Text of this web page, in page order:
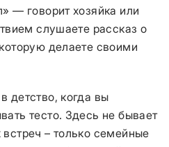
— говорит хозяйка или
слушаете рассказ о
делаете своими
детство, когда вы
тесто. Здесь не бывает
– только семейные